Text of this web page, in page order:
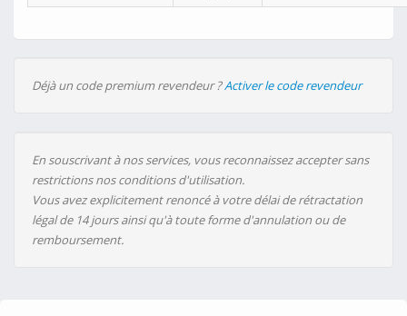
Déjà un code premium revendeur ?Activer le code revendeur
En souscrivant à nos services, vous reconnaissez accepter sans
restrictions nos conditions d'utilisation.
Vous avez explicitement renoncé à votre délai de rétractation
légal de 14 jours ainsi qu'à toute forme d'annulation ou de
remboursement.